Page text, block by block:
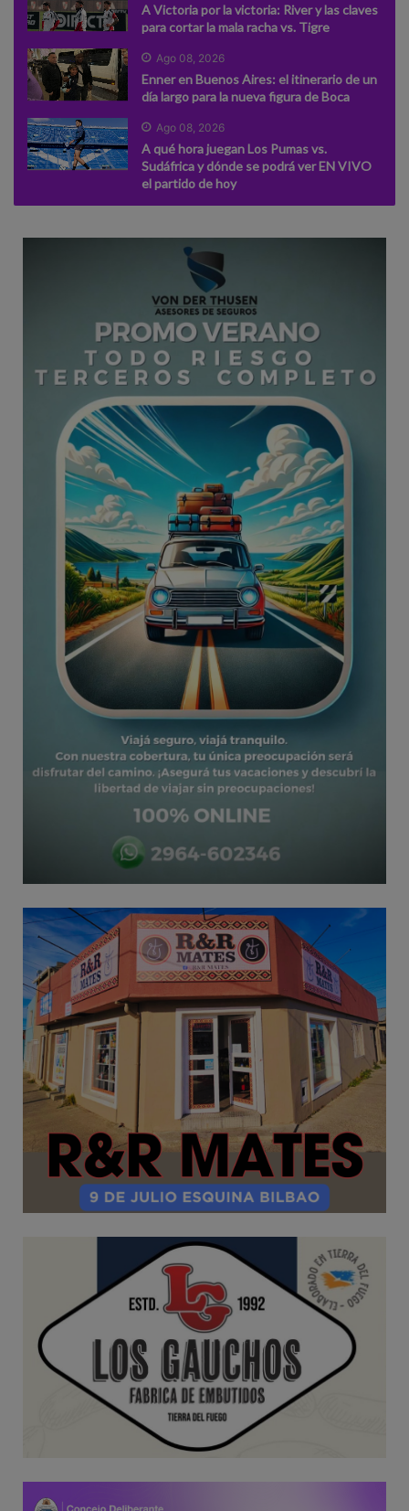
A Victoria por la victoria: River y las claves
para cortar la mala racha vs. Tigre
Ago 08, 2026
Enner en Buenos Aires: el itinerario de un
día largo para la nueva figura de Boca
Ago 08, 2026
A qué hora juegan Los Pumas vs.
Sudáfrica y dónde se podrá ver EN VIVO
el partido de hoy